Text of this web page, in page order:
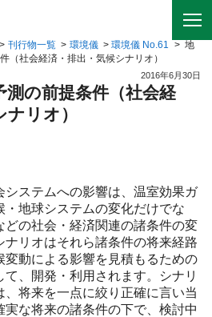
> 刊行物一覧 > 環境儀 > 環境儀 No.61 > 地
（社会経済・排出・気候シナリオ）
2016年6月30日
測の前提条件（社会経
リオ）
ステムへの影響は、温室効果ガ
・地球システムの変化だけでな
どの社会・経済関連の諸条件の変
リオはそれら諸条件の将来経路
変動による影響を見積もるための
、開発・利用されます。シナリ
将来を一点に絞り正確に言い当
な将来の諸条件の下で、検討中